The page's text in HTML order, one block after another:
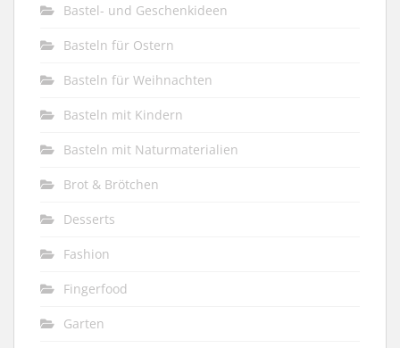
Bastel- und Geschenkideen
Basteln für Ostern
Basteln für Weihnachten
Basteln mit Kindern
Basteln mit Naturmaterialien
Brot & Brötchen
Desserts
Fashion
Fingerfood
Garten